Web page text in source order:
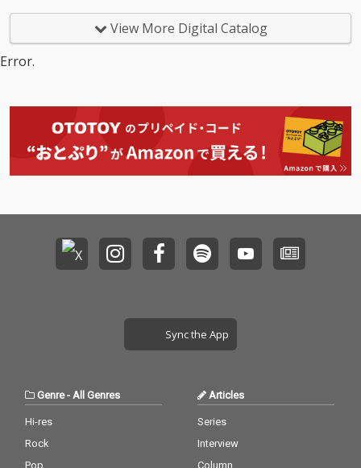
ド、2年ぶりの渾身
作！ 星野源のラジオ番
YouTubeチャンネル
「岡田を追え!!」が登録
者数80万人を超えるお
笑い芸人・岡田康太と
曲『だいすっき』は、
ゆるくもエネルギッシ
ュなモバンドの「今」
ド、2年ぶりの渾身
作！ 星野源のラジオ番
んじじい』。さらに、
YouTubeチャンネル
「岡田を追え!!」が登録
者数80万人を超えるお
笑い芸人・岡田康太と
曲『だいすっき』は、
ゆるくもエネルギッシ
ュなモバンドの「今」
いすっき（宅録 versio
n）』を収録した全12
View More Digital Catalog
Error.
Sync the App
Genre-All Genres
Hi-res
Rock
Pop
Articles
Series
Interview
Column